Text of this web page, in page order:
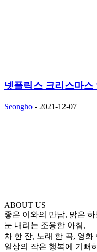
넷플릭스 크리스마스
Seongho - 2021-12-07
ABOUT US
좋은 이와의 만남, 맑은 하
눈 내리는 조용한 아침,
차 한 잔, 노래 한 곡, 영화
일상의 작은 행복에 기뻐